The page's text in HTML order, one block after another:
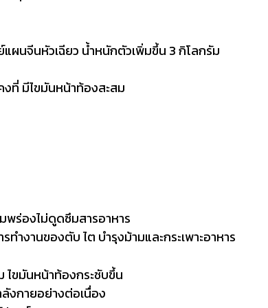
ผนจีนหัวเฉียว น้ำหนักตัวเพิ่มขึ้น 3 กิโลกรัม
ที่ มีไขมันหน้าท้องสะสม
ร่องไม่ดูดซึมสารอาหาร
ำงานของตับ ไต บำรุงม้ามและกระเพาะอาหาร
ไขมันหน้าท้องกระชับขึ้น
งกายอย่างต่อเนื่อง